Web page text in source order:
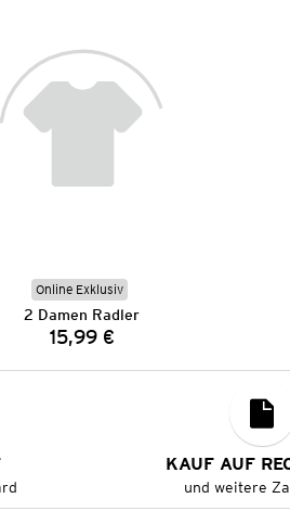
Online Exklusiv
2 Damen Radler
Preis:
15,99 €
KAUF AUF
und weitere